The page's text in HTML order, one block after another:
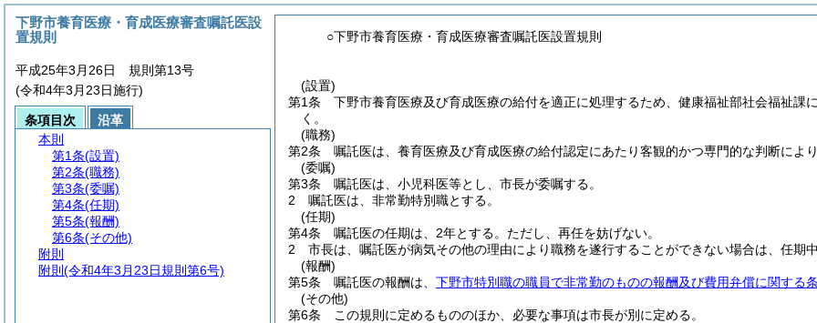
○下野市養育医療・育成医療審査嘱託医設置規則
(設置)
第1条
下野市養育医療及び育成医療の給付を適正に処理するため、健康福祉部社会福祉課
く。
(職務)
第2条
嘱託医は、養育医療及び育成医療の給付認定にあたり客観的かつ専門的な判断によ
(委嘱)
第3条
嘱託医は、小児科医等とし、市長が委嘱する。
2
嘱託医は、非常勤特別職とする。
(任期)
第4条
嘱託医の任期は、2年とする。 ただし、再任を妨げない。
2
市長は、嘱託医が病気その他の理由により職務を遂行することができない場合は、任期
(報酬)
第5条
嘱託医の報酬は、 下野市特別職の職員で非常勤のものの報酬及び費用弁償に関する
(その他)
第6条
この規則に定めるもののほか、必要な事項は市長が別に定める。
下野市養育医療・育成医療審査嘱託医設
置規則
平成25年3月26日 規則第13号
(令和4年3月23日施行)
条項目次
沿革
本則
第1条(設置)
第2条(職務)
第3条(委嘱)
第4条(任期)
第5条(報酬)
第6条(その他)
附則
附則 (令和4年3月23日規則第6号)